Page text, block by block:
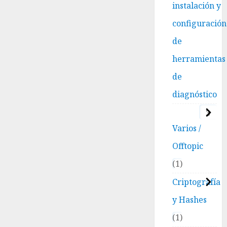
instalación y
configuración
de
herramientas
de
diagnóstico
3
Varios /
Offtopic
1
Criptografía
y Hashes
1